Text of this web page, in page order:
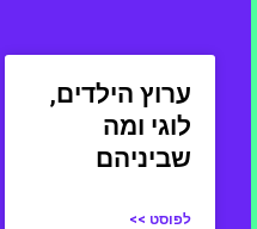
ערוץ הילדים,
לוגי ומה
שביניהם
לפוסט >>